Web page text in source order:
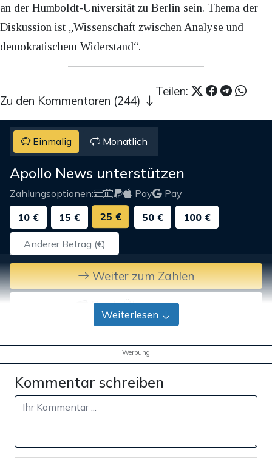
an der Humboldt-Universität zu Berlin sein. Thema der
Diskussion ist „Wissenschaft zwischen Analyse und
demokratischem Widerstand“.
Teilen:
Zu den Kommentaren (244)
Einmalig Monatlich
Apollo News unterstützen
Zahlungsoptionen: Pay
Pay
10 €
15 € 25 € 50 € 100 €
Weiter zum Zahlen
Bank-Überweisung
Weiterlesen
Werbung
Kommentar schreiben